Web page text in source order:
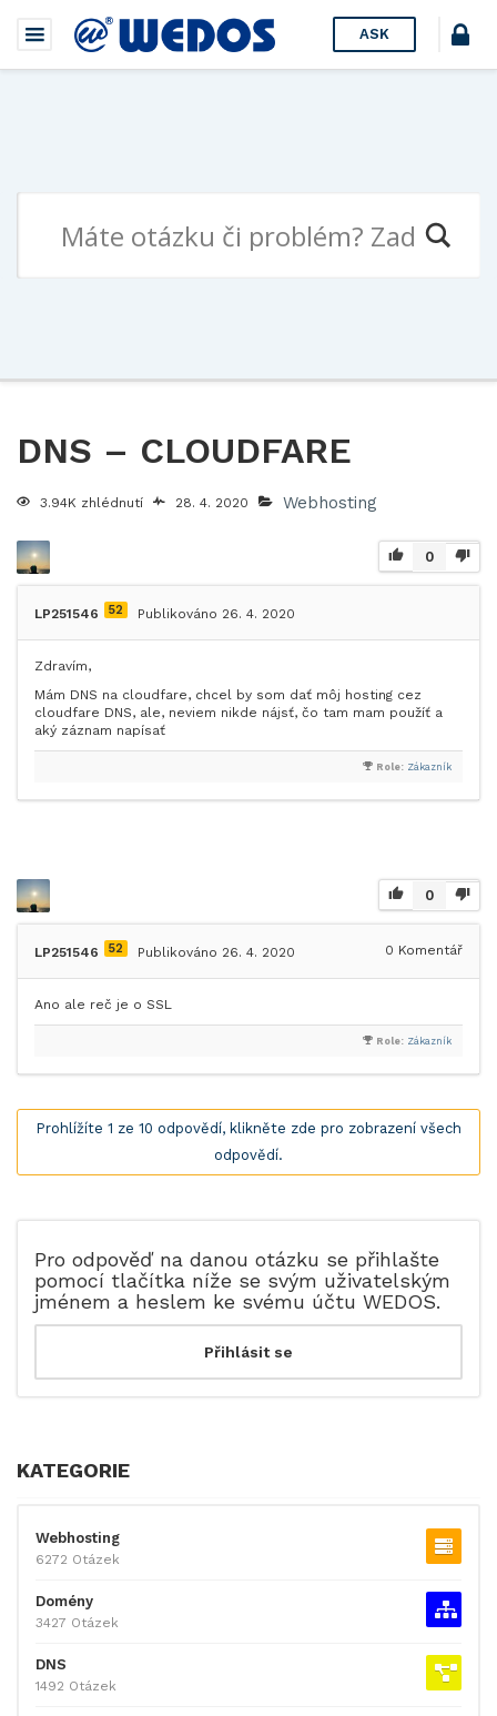
ASK
DNS – CLOUDFARE
3.94K zhlédnutí 28. 4. 2020 Webhosting
0
LP251546 52 Publikováno 26. 4. 2020
Zdravím,
Mám DNS na cloudfare, chcel by som dať môj hosting cez
cloudfare DNS, ale, neviem nikde nájsť, čo tam mam použíť a
aký záznam napísať
Role: Zákazník
0
LP251546 52 Publikováno 26. 4. 2020 0 Komentář
Ano ale reč je o SSL
Role: Zákazník
Prohlížíte 1 ze 10 odpovědí, klikněte zde pro zobrazení všech
odpovědí.
Pro odpověď na danou otázku se přihlašte
pomocí tlačítka níže se svým uživatelským
jménem a heslem ke svému účtu WEDOS.
KATEGORIE
Webhosting
6272 Otázek
Domény
3427 Otázek
DNS
1492 Otázek